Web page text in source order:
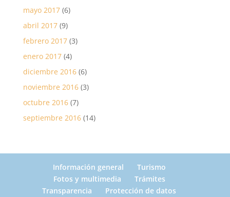
mayo 2017(6)
abril 2017(9)
febrero 2017(3)
enero 2017(4)
diciembre 2016(6)
noviembre 2016(3)
octubre 2016(7)
septiembre 2016(14)
Información general
Turismo
Fotos y multimedia
Trámites
Transparencia
Protección de datos